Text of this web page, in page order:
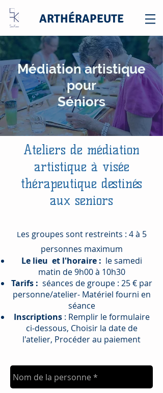
ARTHÉRAPEUTE
Médiation artistique
pour
Séniors
Ateliers de médiation
artistique à visée
thérapeutique destinés
aux seniors
Les groupes sont restreints : 4 à 5
personnes maximum
Le lieu et l'horaire : le samedi
matin de 9h00 à 10h30
Tarifs : séances de groupe : 25 € par
personne/atelier- Matériel fourni en
séance
Inscriptions : Remplir le formulaire
ci-dessous, Choisir la date de
l'atelier, Procéder au paiement